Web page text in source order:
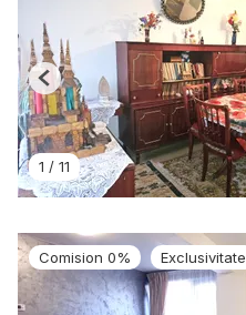
1 / 11
Previous
Comision 0% Exclusivitate